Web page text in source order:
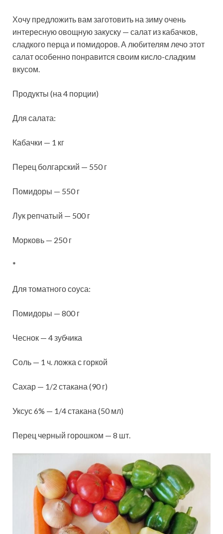
Хочу предложить вам заготовить на зиму очень
интересную овощную закуску — салат из кабачков,
сладкого перца и помидоров. А любителям лечо этот
салат особенно понравится своим кисло-сладким
вкусом.
Продукты (на 4 порции)
Для салата:
Кабачки — 1 кг
Перец болгарский — 550 г
Помидоры — 550 г
Лук репчатый — 500 г
Морковь — 250 г
*
Для томатного соуса:
Помидоры — 800 г
Чеснок — 4 зубчика
Соль — 1 ч. ложка с горкой
Сахар — 1/2 стакана (90 г)
Уксус 6% — 1/4 стакана (50 мл)
Перец черный горошком — 8 шт.